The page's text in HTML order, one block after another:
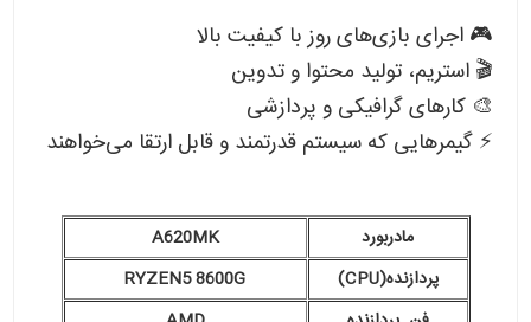
🎮 اجرای بازی‌های روز با کیفیت بالا
🎬 استریم، تولید محتوا و تدوین
🎨 کارهای گرافیکی و پردازشی
⚡ گیمرهایی که سیستم قدرتمند و قابل ارتقا می‌خواهند
مادربورد
A620MK
پردازنده(CPU)
RYZEN5 8600G